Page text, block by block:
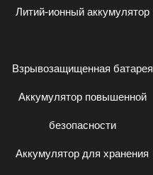
Литий-ионный аккумулятор
Взрывозащищенная батарея
Аккумулятор повышенной
безопасности
Аккумулятор для хранения